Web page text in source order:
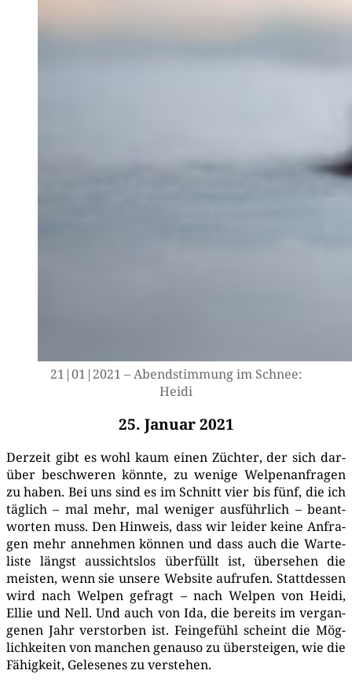
21|01|2021 – Abend­stim­mung im Schnee:
Heidi
25. Januar 2021
Der­zeit gibt es wohl kaum einen Züch­ter, der sich dar­
über beschwe­ren könn­te, zu weni­ge Wel­pen­an­fra­gen
zu haben. Bei uns sind es im Schnitt vier bis fünf, die ich
täg­lich – mal mehr, mal weni­ger aus­führ­lich – beant­
wor­ten muss. Den Hin­weis, dass wir lei­der kei­ne Anfra­
gen mehr anneh­men kön­nen und dass auch die War­te­
lis­te längst aus­sichts­los über­füllt ist, über­se­hen die
meis­ten, wenn sie unse­re Web­site auf­ru­fen. Statt­des­sen
wird nach Wel­pen gefragt – nach Wel­pen von Hei­di,
Ellie und Nell. Und auch von Ida, die bereits im ver­gan­
ge­nen Jahr ver­stor­ben ist. Fein­ge­fühl scheint die Mög­
lich­kei­ten von man­chen genau­so zu über­stei­gen, wie die
Fähig­keit, Gele­se­nes zu verstehen.